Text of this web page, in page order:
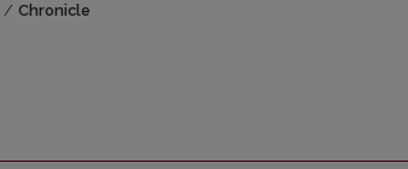
/ Chronicle